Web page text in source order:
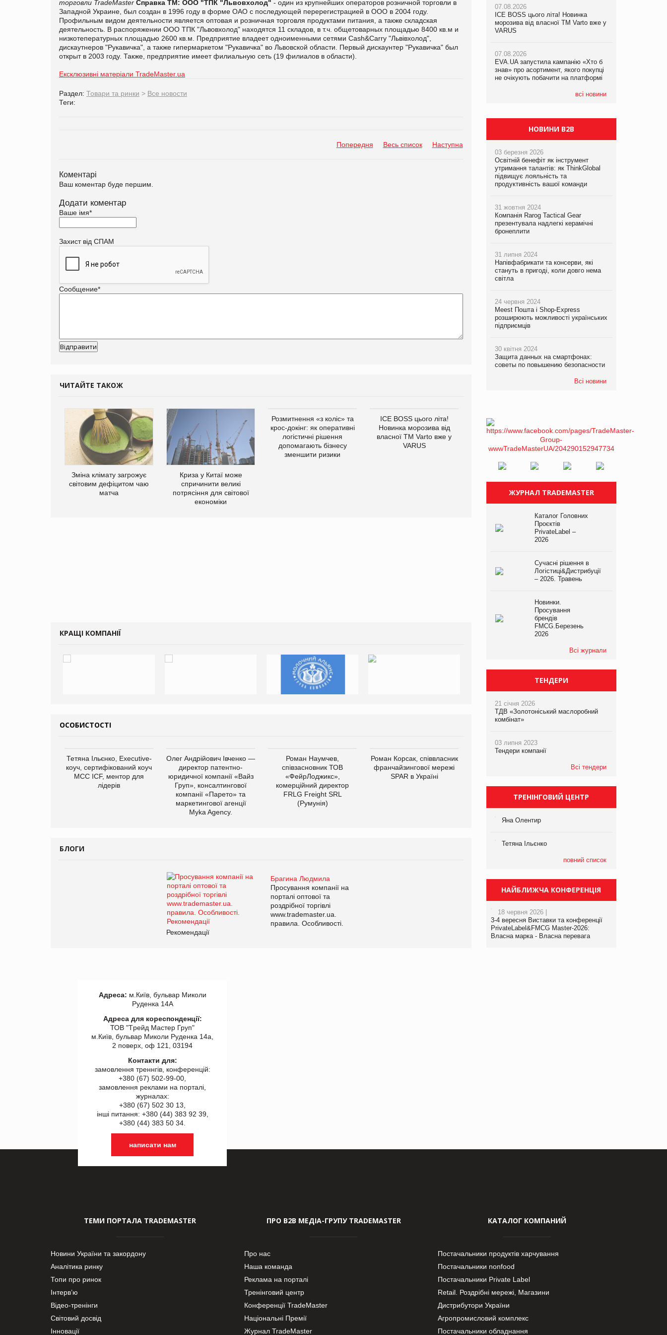
торговли TradeMaster Справка ТМ: ООО "ТПК "Львовхолод" - один из крупнейших операторов розничной торговли в
Западной Украине, был создан в 1996 году в форме ОАО с последующей перерегистрацией в ООО в 2004 году.
Профильным видом деятельности является оптовая и розничная торговля продуктами питания, а также складская
деятельность. В распоряжении ООО ТПК "Львовхолод" находятся 11 складов, в т.ч. общетоварных площадью 8400 кв.м и
низкотепературных площадью 2600 кв.м. Предприятие владеет одноименными сетями Cash&Carry "Львівхолод",
дискаутнеров "Рукавичка", а также гипермаркетом "Рукавичка" во Львовской области. Первый дискаунтер "Рукавичка" был
открыт в 2003 году. Также, предприятие имеет филиальную сеть (19 филиалов в области).
Ексклюзивні матеріали TradeMaster.ua
Раздел: Товари та ринки > Все новости
Теги:
Попередня Весь список Наступна
Коментарі
Ваш коментар буде першим.
Додати коментар
Ваше імя*
Захист від СПАМ
Сообщение*
ЧИТАЙТЕ ТАКОЖ
Зміна клімату загрожує
світовим дефіцитом чаю
матча
Криза у Китаї може
спричинити великі
потрясіння для світової
економіки
Розмитнення «з коліс» та
крос-докінг: як оперативні
логістичні рішення
допомагають бізнесу
зменшити ризики
ICE BOSS цього літа!
Новинка морозива від
власної ТМ Varto вже у
VARUS
EVA.UA запустила
кампанію «Хто б знав» про
асортимент, якого покупці
не очікують побачити на
збиток у першому півріччі
КРАЩІ КОМПАНІЇ
ОСОБИСТОСТІ
Тетяна Ільєнко, Executive-
коуч, сертифікований коуч
МСС ICF, ментор для
лідерів
Олег Андрійович Івченко —
директор патентно-
юридичної компанії «Вайз
Груп», консалтингової
компанії «Парето» та
маркетингової агенції
Myka Agency.
Роман Наумчев,
співзасновник ТОВ
«ФейрЛоджикс»,
комерційний директор
FRLG Freight SRL
(Румунія)
Роман Корсак, співвласник
франчайзингової мережі
SPAR в Україні
виробництва
компанії «УкраМарин»
БЛОГИ
Брагина Людмила
Просування компанії на
порталі оптової та
роздрібної торгівлі
www.trademaster.ua.
правила. Особливості.
Рекомендації
07.08.2026
ICE BOSS цього літа! Новинка
морозива від власної ТМ Varto вже у
VARUS
07.08.2026
EVA.UA запустила кампанію «Хто б
знав» про асортимент, якого покупці
не очікують побачити на платформі
всі новини
07.08.2026
ICE BOSS цього літа! Новинка
морозива від власної ТМ Varto вже у
VARUS
07.08.2026
EVA.UA запустила кампанію «Хто б
знав» про асортимент, якого покупці
не очікують побачити на платформі
07.08.2026
Франція заборонила рекламні дзвінки
НОВИНИ B2B
03 березня 2026
Освітній бенефіт як інструмент
утримання талантів: як ThinkGlobal
підвищує лояльність та
продуктивність вашої команди
31 жовтня 2024
Компанія Rarog Tactical Gear
презентувала надлегкі керамічні
бронеплити
31 липня 2024
Напівфабрикати та консерви, які
стануть в пригоді, коли довго нема
світла
24 червня 2024
Meest Пошта і Shop-Express
розширюють можливості українських
підприємців
30 квітня 2024
Защита данных на смартфонах:
советы по повышению безопасности
Всі новини
ЖУРНАЛ TRADEMASTER
Каталог Головних
Проєктів
PrivateLabel –
2026
Сучасні рішення в
Логістиці&Дистрибуції
– 2026. Травень
Новинки.
Просування
брендів
FMCG.Березень
2026
Всі журнали
ТЕНДЕРИ
21 січня 2026
ТДВ «Золотоніський маслоробний
комбінат»
03 липня 2023
Тендери компанії
Всі тендери
ТРЕНІНГОВИЙ ЦЕНТР
Яна Олентир
Тетяна Ільєнко
повний список
НАЙБЛИЖЧА КОНФЕРЕНЦІЯ
18 червня 2026 |
3-4 вересня Виставки та конференції
PrivateLabel&FMCG Master-2026:
Власна марка - Власна перевага
Адреса: м.Київ, бульвар Миколи
Руденка 14А
Адреса для кореспонденції:
ТОВ "Tрейд Мастер Груп"
м.Київ, бульвар Миколи Руденка 14а,
2 поверх, оф 121, 03194
Контакти для:
замовлення треннгів, конференцій:
+380 (67) 502-99-00,
замовлення реклами на порталі,
журналах:
+380 (67) 502 30 13,
інші питання: +380 (44) 383 92 39,
+380 (44) 383 50 34.
написати нам
ТЕМИ ПОРТАЛА TRADEMASTER
Новини України та закордону
Аналітика ринку
Топи про ринок
Інтерв’ю
Відео-тренінги
Світовий досвід
Інновації
ПРО В2В МЕДІА-ГРУПУ TRADEMASTER
Про нас
Наша команда
Реклама на порталі
Тренінговий центр
Конференції TradeMaster
Національні Премії
Журнал TradeMaster
КАТАЛОГ КОМПАНИЙ
Постачальники продуктів харчування
Постачальники nonfood
Постачальники Private Label
Retail. Роздрібні мережі, Магазини
Дистрибутори України
Агропромисловий комплекс
Постачальники обладнання